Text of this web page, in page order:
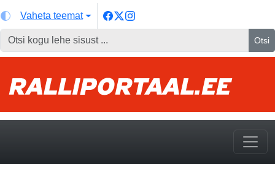
Vaheta teemat
Otsi